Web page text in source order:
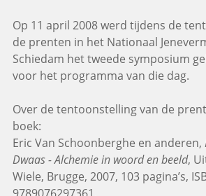
Op 11 april 2008 werd tijdens de
de prenten in het Nationaal
Schiedam het tweede symposium
voor het programma van die dag.
Over de tentoonstelling van de
boek:
Eric Van Schoonberghe en anderen,
Dwaas - Alchemie in woord en beeld,
Wiele, Brugge, 2007, 103 pagina’s,
9789076297361.